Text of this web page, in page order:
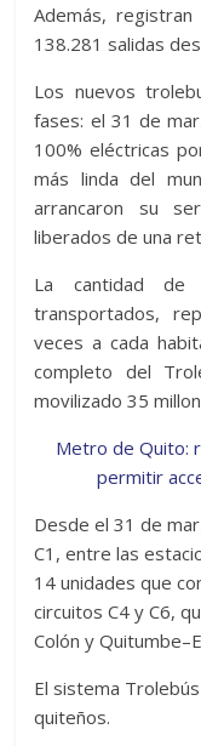
Además,
138.281 salidas
Los nuevos
fases: el 31 de
100% eléctricas
más linda del
arrancaron su
liberados de una
La cantidad de
transportados,
veces a cada
completo del
movilizado 35
Metro de Quito:
permitir
Desde el 31 de
C1, entre las
14 unidades que
circuitos C4 y C6,
Colón y
El sistema
quiteños.